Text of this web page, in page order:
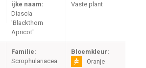
ijke naam:
Diascia
'Blackthorn
Apricot'
Vaste plant
Familie:
Scrophulariacea
Bloemkleur:
Oranje